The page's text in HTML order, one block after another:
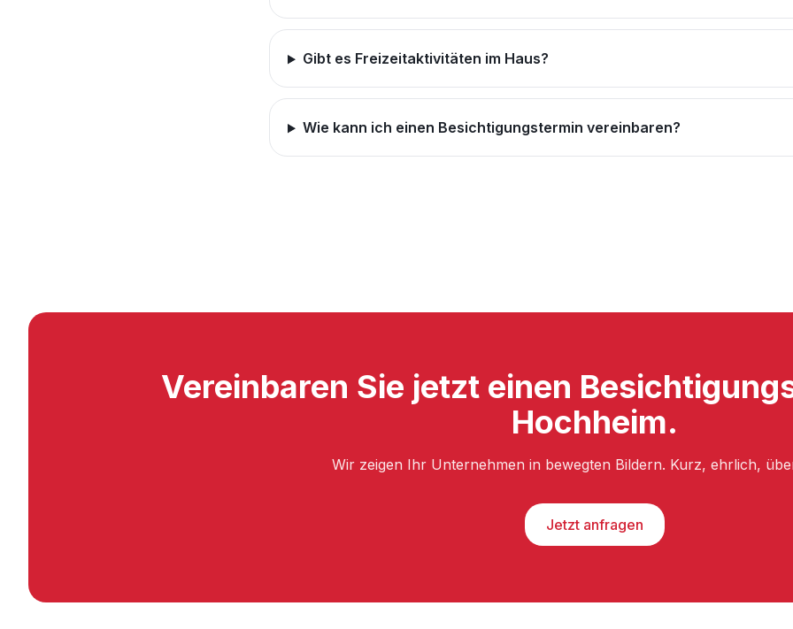
Gibt es Freizeitaktivitäten im Haus?
Wie kann ich einen Besichtigungstermin vereinbaren?
Vereinbaren Sie jetzt einen
Hochheim.
Wir zeigen Ihr Unternehmen in bewegten Bildern. Kurz, ehrlich,
Jetzt anfragen